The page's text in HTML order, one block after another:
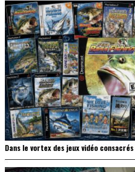
Dans le vortex des jeux vidéo